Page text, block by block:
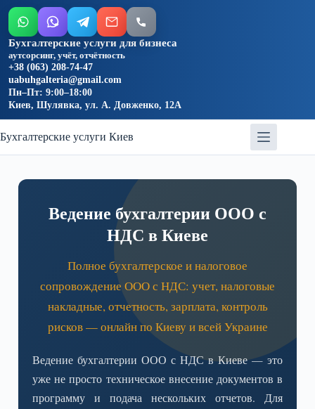
Бухгалтерские услуги для бизнеса
аутсорсинг, учёт, отчётность
+38 (063) 208-74-47
uabuhgalteria@gmail.com
Пн–Пт: 9:00–18:00
Киев, Шулявка, ул. А. Довженко, 12А
Бухгалтерские услуги Киев
Ведение бухгалтерии ООО с
НДС в Киеве
Полное бухгалтерское и налоговое
сопровождение ООО с НДС: учет, налоговые
накладные, отчетность, зарплата, контроль
рисков — онлайн по Киеву и всей Украине
Ведение бухгалтерии ООО с НДС в Киеве — это
уже не просто техническое внесение документов в
программу и подача нескольких отчетов. Для